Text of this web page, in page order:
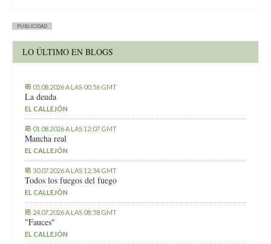
PUBLICIDAD
LO ÚLTIMO EN BLOGS
05.08.2026 A LAS 00:56 GMT
La deuda
EL CALLEJÓN
01.08.2026 A LAS 12:07 GMT
Mancha real
EL CALLEJÓN
30.07.2026 A LAS 12:34 GMT
Todos los fuegos del fuego
EL CALLEJÓN
24.07.2026 A LAS 08:58 GMT
"Fauces"
EL CALLEJÓN